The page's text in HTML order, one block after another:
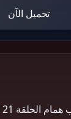
تحميل الآن